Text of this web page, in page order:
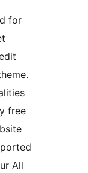
for
free
All